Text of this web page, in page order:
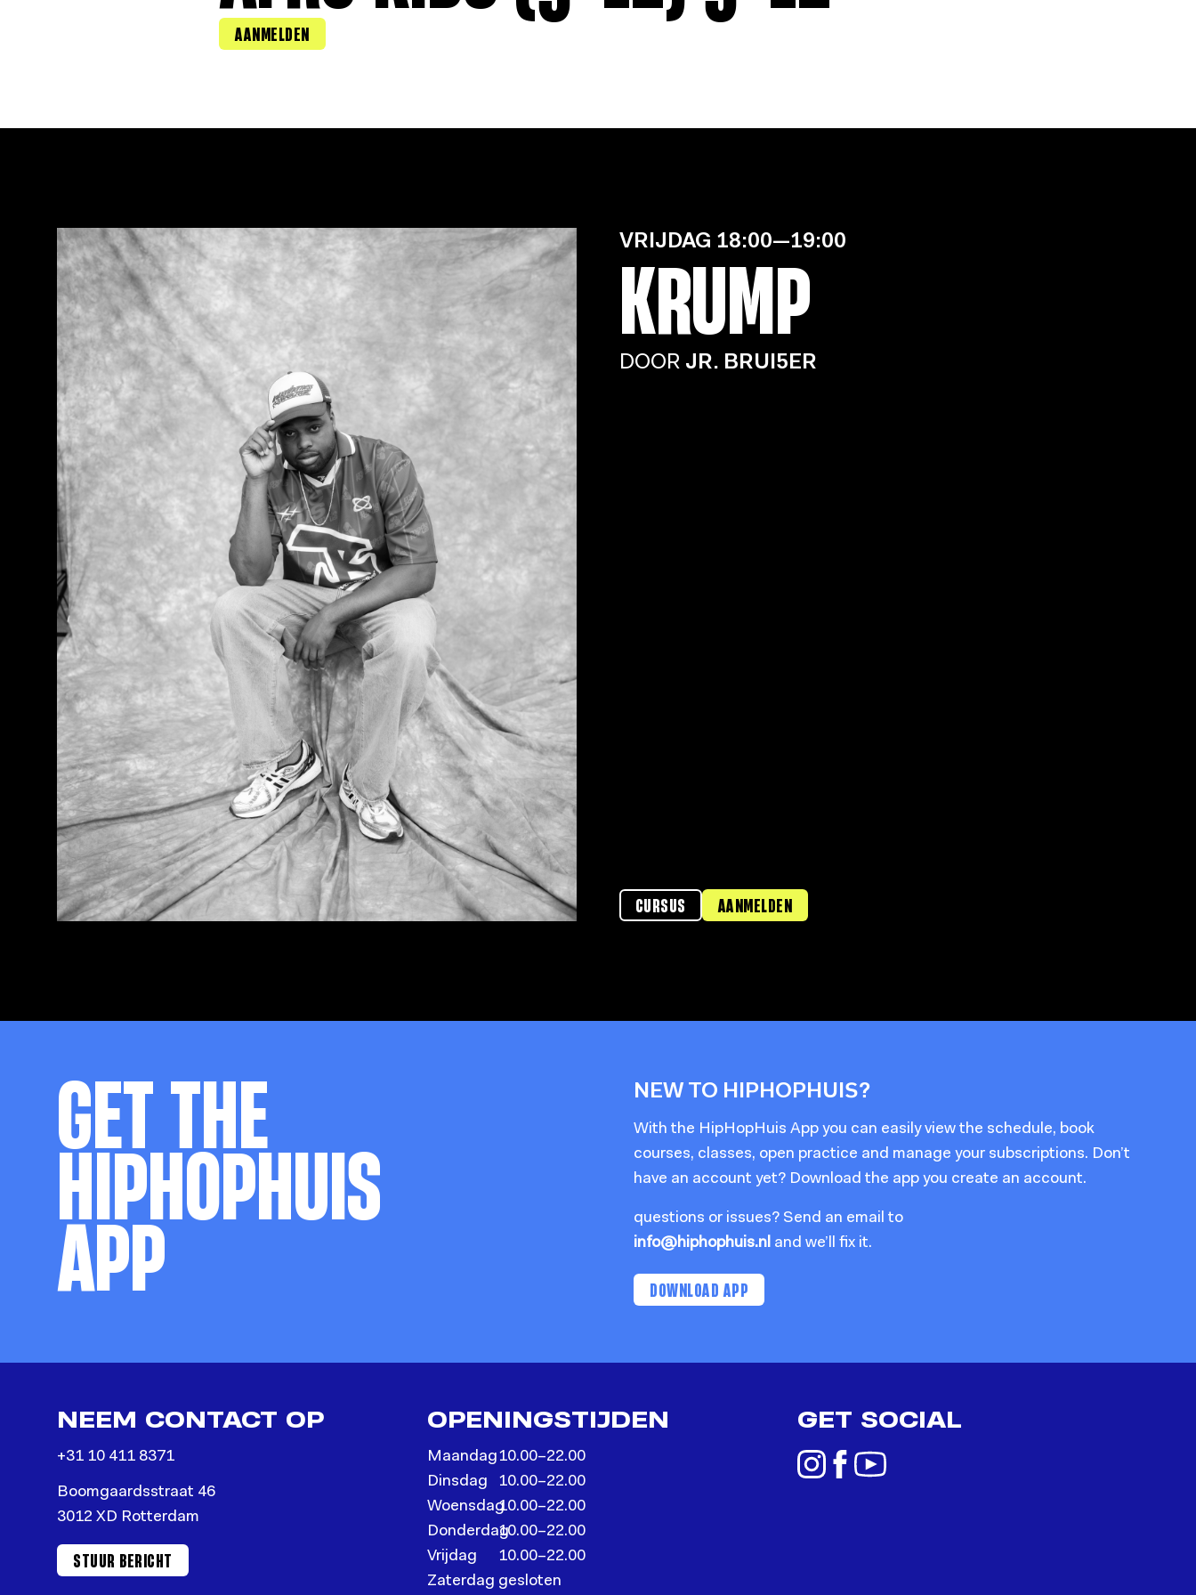
AANMELDEN
VRIJDAG 18:00—19:00
KRUMP
DOOR JR. BRUI5ER
CURSUS AANMELDEN
GET THE
HIPHOPHUIS
APP
NEW TO HIPHOPHUIS?
With the HipHopHuis App you can easily view the schedule, book
courses, classes, open practice and manage your subscriptions. Don’t
have an account yet? Download the app you create an account.
questions or issues? Send an email to
info@hiphophuis.nl and we’ll fix it.
DOWNLOAD APP
NEEM CONTACT OP
+31 10 411 8371
Boomgaardsstraat 46
3012 XD Rotterdam
STUUR BERICHT
OPENINGSTIJDEN
Maandag10.00–22.00
Dinsdag
10.00–22.00
Woensdag10.00–22.00
Donderdag10.00–22.00
Vrijdag
10.00–22.00
Zaterdag gesloten
GET SOCIAL